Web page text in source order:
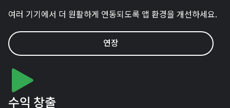
여러 기기에서 더 원활하게 연동되도록 앱 환경을 개선하세요.
연장
수익 창출